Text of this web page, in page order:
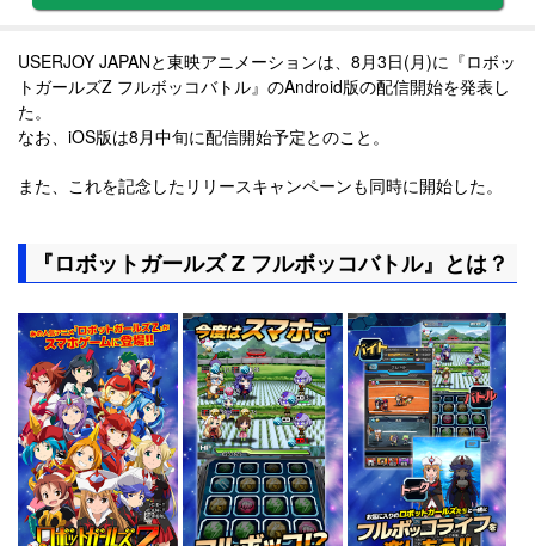
USERJOY JAPANと東映アニメーションは、8月3日(月)に『ロボッ
トガールズZ フルボッコバトル』のAndroid版の配信開始を発表し
た。
なお、iOS版は8月中旬に配信開始予定とのこと。
また、これを記念したリリースキャンペーンも同時に開始した。
『ロボットガールズ Z フルボッコバトル』とは？